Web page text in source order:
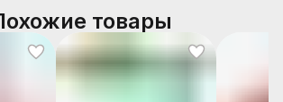
товары